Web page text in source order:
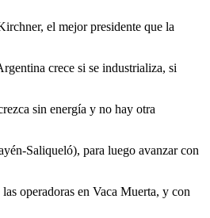
el mejor presidente que la
crece si se industrializa, si
sin energía y no hay otra
Saliqueló), para luego avanzar con
operadoras en Vaca Muerta, y con